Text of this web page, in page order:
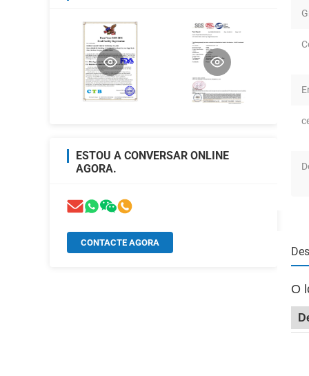
ESTOU A CONVERSAR ONLINE
AGORA.
CONTACTE AGORA
O